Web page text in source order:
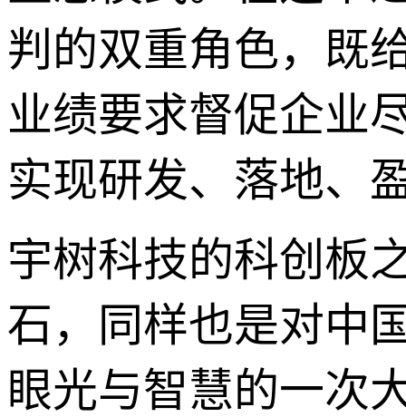
判的双重角色，既
业绩要求督促企业
实现研发、落地、
宇树科技的科创板
石，同样也是对中
眼光与智慧的一次